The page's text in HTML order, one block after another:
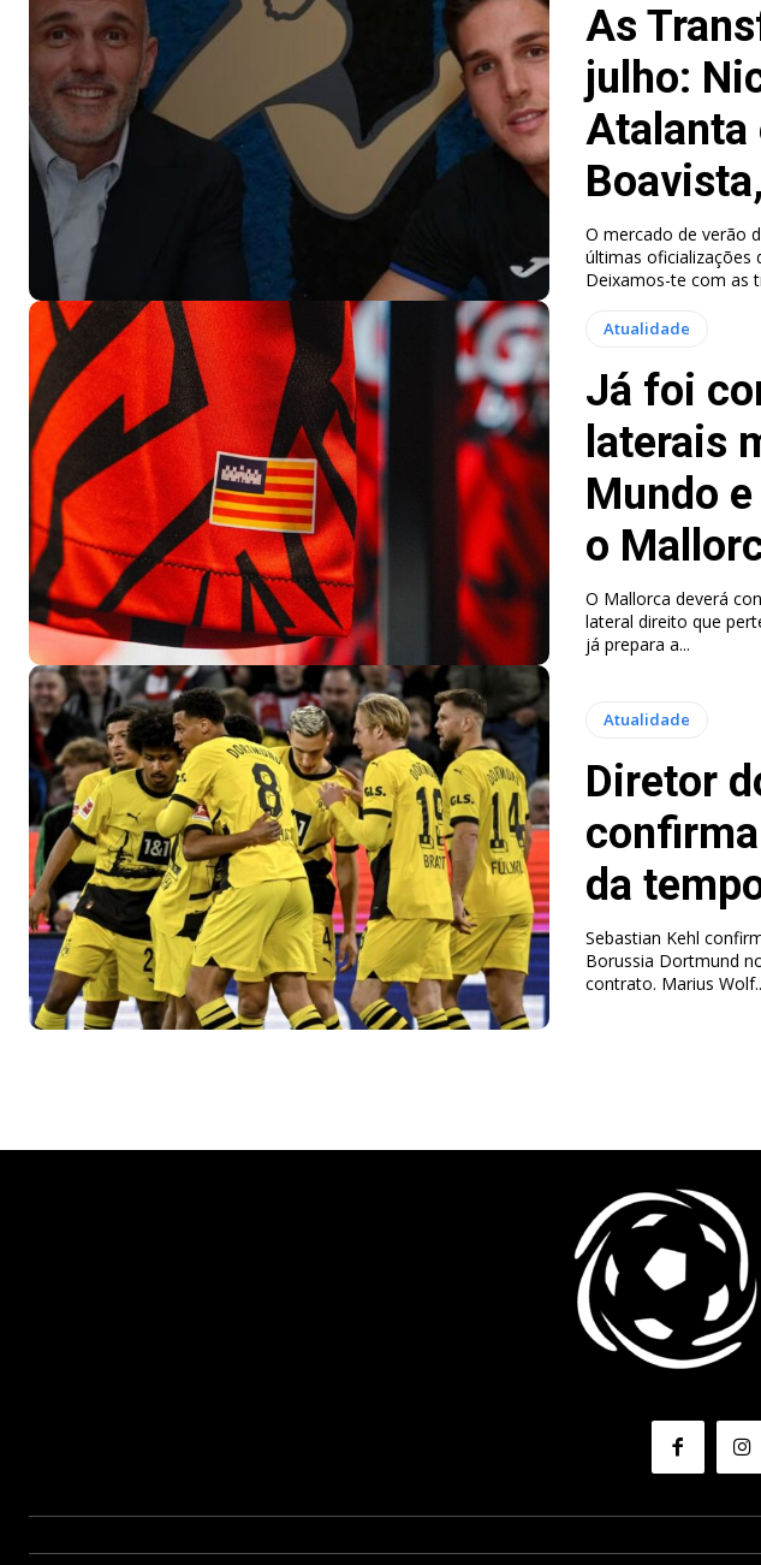
As
julho:
Atalanta
O mercado de verão
últimas oficializações
Deixamos-te com as
Atualidade
Já foi
laterais
Mundo
o
O Mallorca deverá
lateral direito que
já prepara a...
Atualidade
Diretor
da
Sebastian Kehl
Borussia Dortmund
contrato. Marius